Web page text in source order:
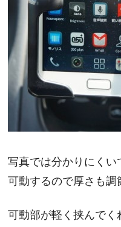
写真では分かりにく
可動するので厚さも調
可動部が軽く挟んで